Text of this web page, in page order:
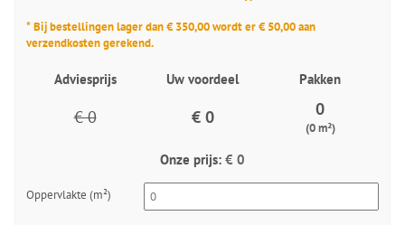
* Bij bestellingen lager dan € 350,00 wordt er € 50,00 aan
verzendkosten gerekend.
Adviesprijs Uw voordeel Pakken
€ 0 € 0 0
(0 m²)
Onze prijs: € 0
Oppervlakte (m²)